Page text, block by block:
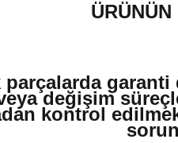
değişim
kontrol